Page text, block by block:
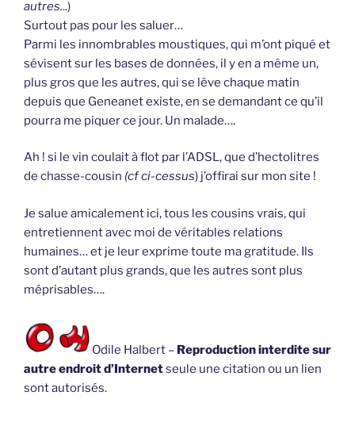
autres...)
Surtout pas pour les saluer…
Parmi les innombrables moustiques, qui m’ont piqué et
sévisent sur les bases de données, il y en a même un,
plus gros que les autres, qui se lève chaque matin
depuis que Geneanet existe, en se demandant ce qu’il
pourra me piquer ce jour. Un malade….
Ah ! si le vin coulait à flot par l’ADSL, que d’hectolitres
de chasse-cousin (cf ci-cessus) j’offirai sur mon site !
Je salue amicalement ici, tous les cousins vrais, qui
entretiennent avec moi de véritables relations
humaines… et je leur exprime toute ma gratitude. Ils
sont d’autant plus grands, que les autres sont plus
méprisables….
Odile Halbert – Reproduction interdite sur
autre endroit d’Internetseule une citation ou un lien
sont autorisés.